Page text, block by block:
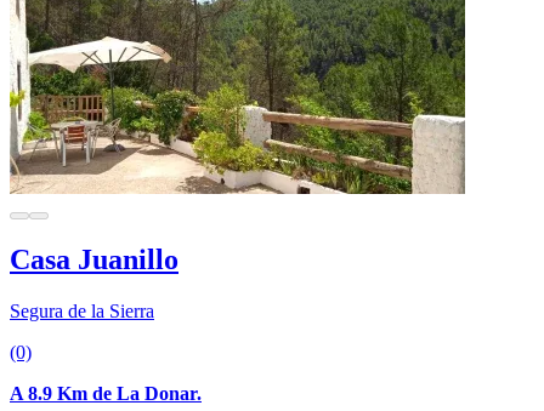
Casa Juanillo
Segura de la Sierra
(0)
A 8.9 Km de La Donar.